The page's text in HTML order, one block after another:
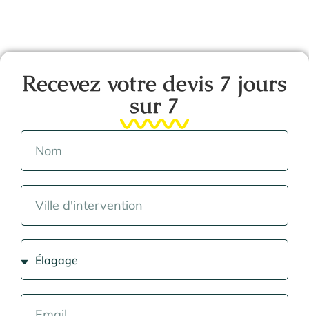
Recevez votre devis 7 jours
sur 7